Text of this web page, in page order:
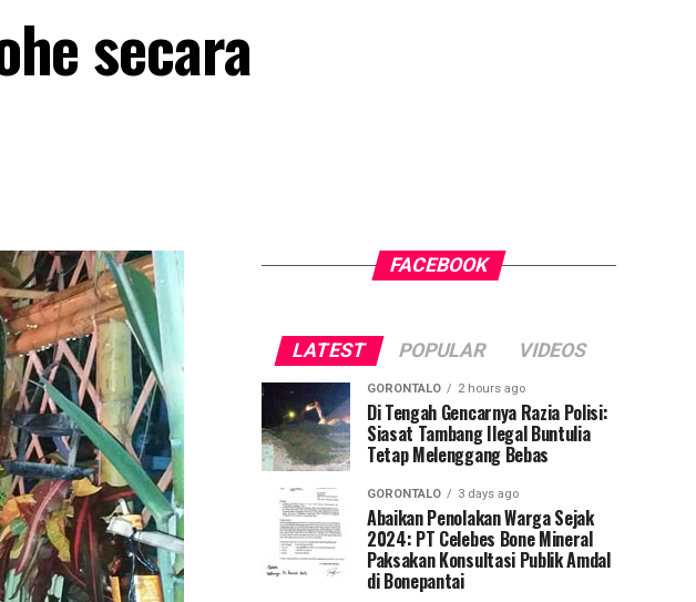
secara
FACEBOOK
LATEST POPULAR VIDEOS
GORONTALO 2 hours ago
Di Tengah Gencarnya Razia Polisi:
Siasat Tambang Ilegal Buntulia
Tetap Melenggang Bebas
GORONTALO 3 days ago
Abaikan Penolakan Warga Sejak
2024: PT Celebes Bone Mineral
Paksakan Konsultasi Publik Amdal
di Bonepantai